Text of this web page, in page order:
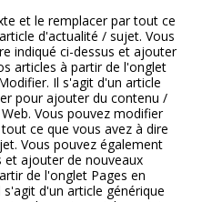
et le remplacer par tout ce
d'actualité / sujet. Vous
indiqué ci-dessus et ajouter
articles à partir de l'onglet
Il s'agit d'un article
pour ajouter du contenu /
Vous pouvez modifier
ce que vous avez à dire
Vous pouvez également
et ajouter de nouveaux
de l'onglet Pages en
d'un article générique